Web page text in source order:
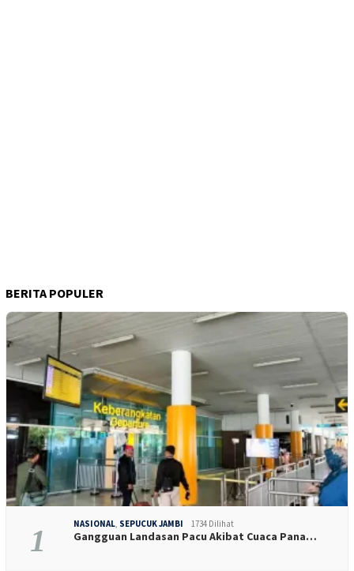
BERITA POPULER
1 NASIONAL, SEPUCUK JAMBI 1734 Dilihat
Gangguan Landasan Pacu Akibat Cuaca Pana…